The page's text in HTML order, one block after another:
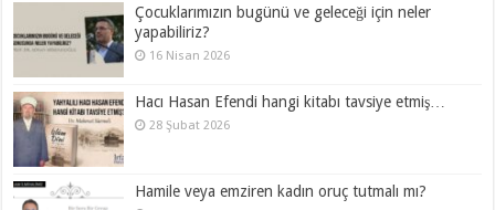
Çocuklarımızın bugünü ve geleceği için neler
yapabiliriz?
16 Nisan 2026
Hacı Hasan Efendi hangi kitabı tavsiye etmiş…
28 Şubat 2026
Hamile veya emziren kadın oruç tutmalı mı?